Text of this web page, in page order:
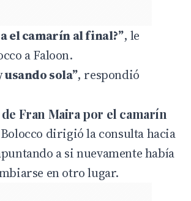
el camarín al final?”, le
a Faloon.
usando sola”, respondió
Fran Maira por el camarín
dirigió la consulta hacia
a si nuevamente había
en otro lugar.